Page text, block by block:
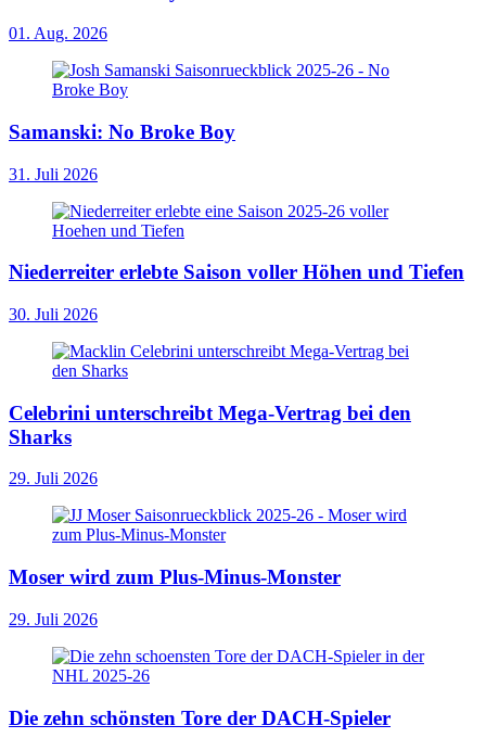
01. Aug. 2026
Samanski: No Broke Boy
31. Juli 2026
Niederreiter erlebte Saison voller Höhen und Tiefen
30. Juli 2026
Celebrini unterschreibt Mega-Vertrag bei den
Sharks
29. Juli 2026
Moser wird zum Plus-Minus-Monster
29. Juli 2026
Die zehn schönsten Tore der DACH-Spieler